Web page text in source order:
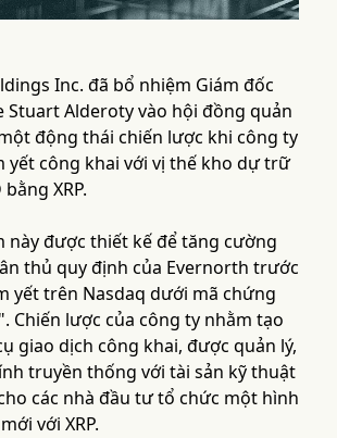
Inc. đã bổ nhiệm Giám đốc
Stuart Alderoty vào hội đồng quản
động thái chiến lược khi công ty
yết công khai với vị thế kho dự trữ
XRP.
này được thiết kế để tăng cường
thủ quy định của Evernorth trước
yết trên Nasdaq dưới mã chứng
Chiến lược của công ty nhằm tạo
giao dịch công khai, được quản lý,
truyền thống với tài sản kỹ thuật
các nhà đầu tư tổ chức một hình
với XRP.